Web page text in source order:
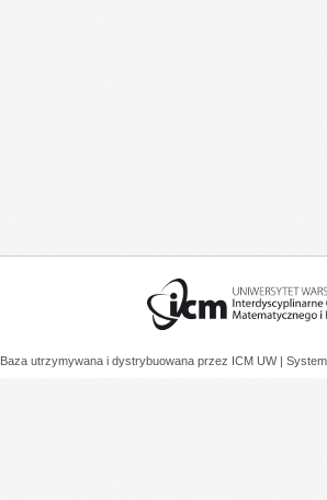
Baza utrzymywana i dystrybuowana przez ICM UW |